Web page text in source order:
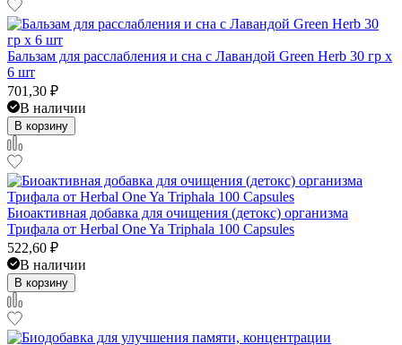
Бальзам для расслабления и сна с Лавандой Green Herb 30 гр x
6 шт
701,30 ₽
В наличии
В корзину
Биоактивная добавка для очищения (детокс) организма
Трифала от Herbal One Ya Triphala 100 Capsules
522,60 ₽
В наличии
В корзину